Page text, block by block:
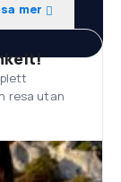
mer
resa utan